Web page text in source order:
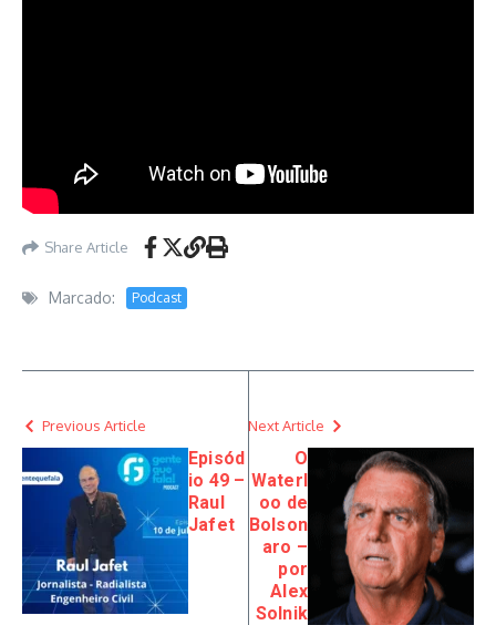
Share Article
Marcado: Podcast
Previous Article
Episód
io 49 –
Raul
Jafet
Next Article
O
Waterl
oo de
Bolson
aro –
por
Alex
Solnik